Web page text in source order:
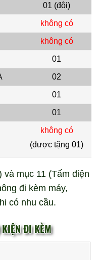
01 (đôi)
không có
không có
01
02
01
01
không có
(được tặng 01)
mục 11 (Tấm điện
đi kèm máy,
có nhu cầu.
ĐI KÈM